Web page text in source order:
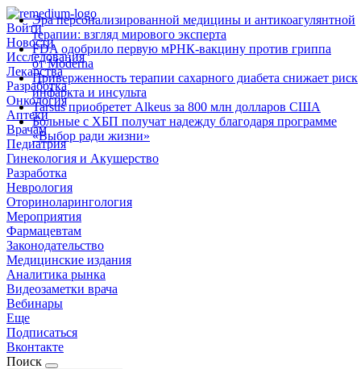
Войти
Новости
Исследования
Лекарства
Разработка
Онкология
Аптеки
Врачам
Педиатрия
Гинекология и Акушерство
Разработка
Неврология
Оториноларингология
Мероприятия
Фармацевтам
Законодательство
Медицинские издания
Аналитика рынка
Видеозаметки врача
Вебинары
Еще
Подписаться
Вконтакте
Поиск
Эра персонализированной медицины и антикоагулянтной
терапии: взгляд мирового эксперта
FDA одобрило первую мРНК‑вакцину против гриппа
от Moderna
Приверженность терапии сахарного диабета снижает риск
инфаркта и инсульта
Tarsus приобретет Alkeus за 800 млн долларов США
Больные с ХБП получат надежду благодаря программе
«Выбор ради жизни»